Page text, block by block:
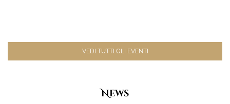
VEDI TUTTI GLI EVENTI
News